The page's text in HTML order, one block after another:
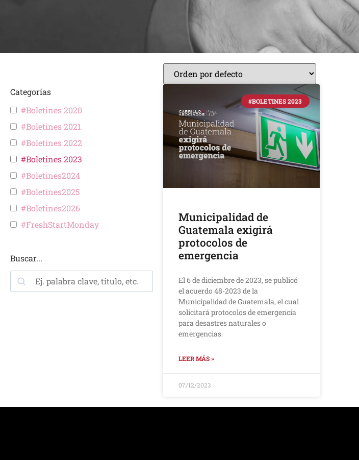
Categorías
#Boletines 2020
#Boletines 2021
#Boletines 2022
#Boletines 2023
#Boletines2024
#Boletines2025
#Boletines2026
#FreshStartMonday
Buscar...
#BOLETINES 2023
Municipalidad de
Guatemala exigirá
protocolos de
emergencia
El 6 de diciembre de 2023, se publicó
el acuerdo 48-2023 de la
Municipalidad de Guatemala, el cual
solicitará protocolos de emergencia
para desastres naturales o
emergencias.
LEER MÁS »
07/12/2023